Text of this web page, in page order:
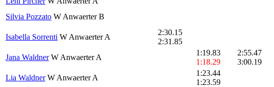
Silvia Pozzato W Anwaerter B
Isabella Sorrenti W Anwaerter A
2:30.15
2:31.85
Jana WaldnerW Anwaerter A
1:19.83
1:18.29
2:55.47
3:00.19
Lia WaldnerW Anwaerter A
1:23.44
1:23.59